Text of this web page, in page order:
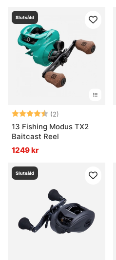
Slutsåld
Betyg: (2)
4.5 utav 5
13 Fishing Modus TX2
Baitcast Reel
1249 kr
Slutsåld